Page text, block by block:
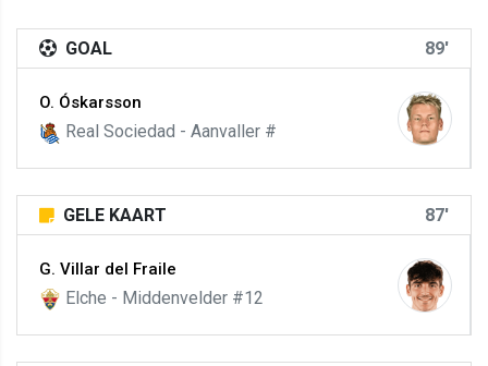
GOAL 89'
O. Óskarsson
Real Sociedad - Aanvaller #
GELE KAART 87'
G. Villar del Fraile
Elche - Middenvelder #12